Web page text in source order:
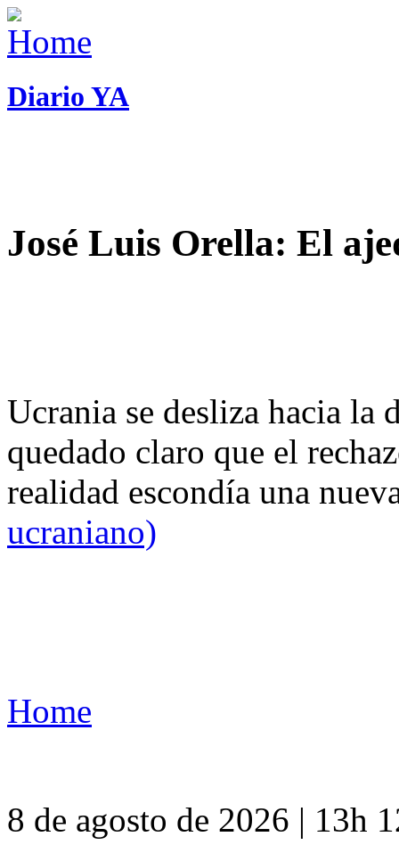
Diario YA
José Luis Orella: El
Ucrania se desliza hacia
quedado claro que el
realidad escondía una
ucraniano)
Home
8 de agosto de 2026 | 13h